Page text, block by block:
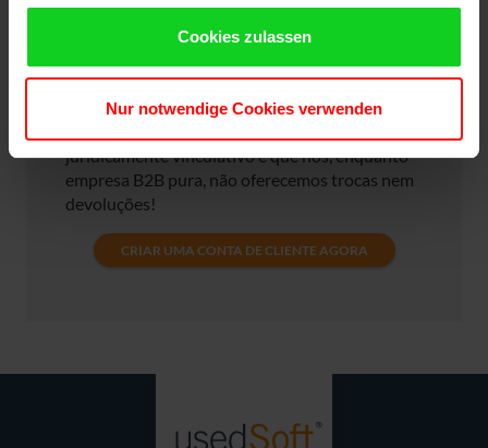
Cookies zulassen
Nur notwendige Cookies verwenden
pronto. Receberá uma confirmação da
encomenda por correio eletrónico. A sua
chegarão dentro de 1-3 dias. Tenha em atenção
que, com a conclusão da sua encomenda, é
juridicamente vinculativo e que nós, enquanto
empresa B2B pura, não oferecemos trocas nem
devoluções!
CRIAR UMA CONTA DE CLIENTE AGORA